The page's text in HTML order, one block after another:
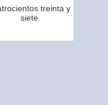
treinta y
siete